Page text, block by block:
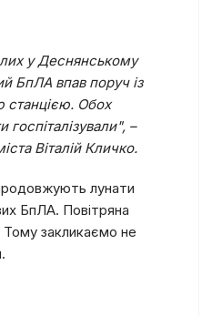
у Деснянському
БпЛА впав поруч із
станцією. Обох
–
Віталій Кличко.
лунати
БпЛА. Повітряна
закликаємо не